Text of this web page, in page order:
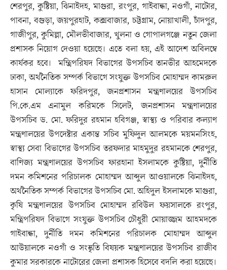
শেরপুর, কুষ্টিয়া, ঝিনাইদহ, মাগুরা, রংপুর, গাইবান্ধা, নওগাঁ, নাটোর,
পাবনা, বগুড়া, জয়পুরহাট, কক্সবাজার, চট্টগ্রাম, নোয়াখালী, চাঁদপুর,
গাজীপুর, কুমিল্লা, মৌলভীবাজার, খুলনা ও গোপালগঞ্জে নতুন জেলা
প্রশাসক নিয়োগ দেওয়া হয়েছে। এতে বলা হয়, এই আদেশ অবিলম্বে
কার্যকর হবে। মন্ত্রিপরিষদ বিভাগের উপসচিব তানভীর আহমেদকে
ঢাকা, অর্থনৈতিক সম্পর্ক বিভাগে সংযুক্ত উপসচিব মোহাম্মদ কামরুল
হাসান মোল্যাকে ফরিদপুর, জনপ্রশাসন মন্ত্রণালয়ের উপসচিব
পি.কে.এম এনামুল করিমকে সিলেট, জনপ্রশাসন মন্ত্রণালয়ের
উপসচিব ড. মো. ফরিদুর রহমান হবিগঞ্জ, স্বাস্থ্য ও পরিবার কল্যাণ
মন্ত্রণালয়ের উপদেষ্টার একান্ত সচিব মুফিদুল আলমকে ময়মনসিংহ,
স্বাস্থ্য সেবা বিভাগের উপসচিব তরফদার মাহমুদুর রহমানকে শেরপুর,
বাণিজ্য মন্ত্রণালয়ের উপসচিব ফারহানা ইসলামকে কুষ্টিয়া, দুর্নীতি
দমন কমিশনের পরিচালক মোহাম্মদ আব্দুল আওয়ালকে ঝিনাইদহ,
অর্থনৈতিক সম্পর্ক বিভাগের উপসচিব মো. অহিদুল ইসলামকে মাগুরা,
কৃষি মন্ত্রণালয়ের উপসচিব মোহাম্মদ রবিউল ফয়সালকে রংপুর,
মন্ত্রিপরিষদ বিভাগে সংযুক্ত উপসচিব চৌধুরী মোয়াজ্জম আহমদকে
গাইবান্ধা, দুর্নীতি দমন কমিশনের পরিচালক মোহাম্মদ আব্দুল
আউয়ালকে নওগাঁ ও সংস্কৃতি বিষয়ক মন্ত্রণালয়ের উপসচিব রাজীব
কুমার সরকারকে নাটোরের জেলা প্রশাসক হিসেবে বদলি করা হয়েছে।